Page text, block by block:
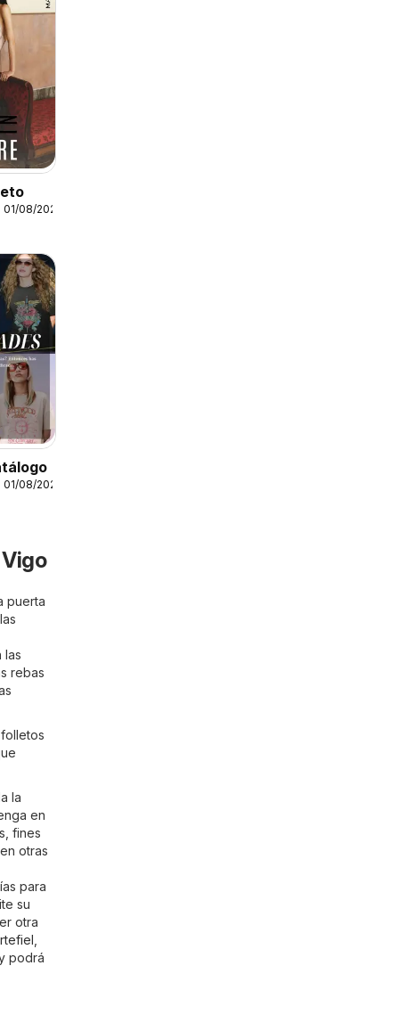
08/2026
08/2026
puerta
las
rebas
la
en
fines
otras
para
su
otra
podrá